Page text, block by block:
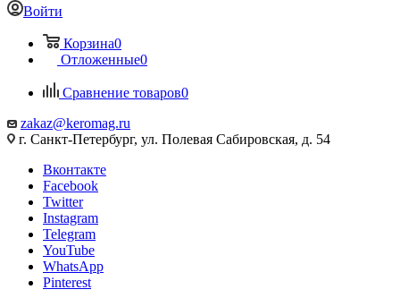
Войти
Корзина0
Отложенные0
Сравнение товаров0
zakaz@keromag.ru
г. Санкт-Петербург, ул. Полевая Сабировская, д. 54
Вконтакте
Facebook
Twitter
Instagram
Telegram
YouTube
WhatsApp
Pinterest